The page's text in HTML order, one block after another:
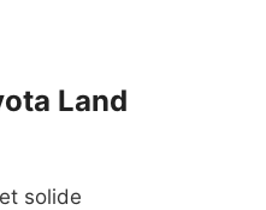
Land
solide